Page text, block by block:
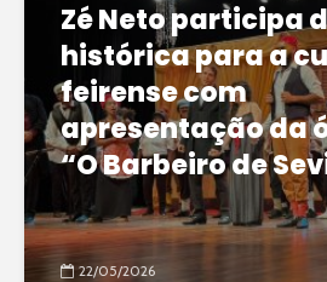
Zé Neto participa
histórica para a
feirense com
apresentação da
“O Barbeiro de
22/05/2026